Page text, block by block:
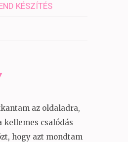
KÉSZÍTÉS
az oldaladra,
kellemes csalódás
hogy azt mondtam